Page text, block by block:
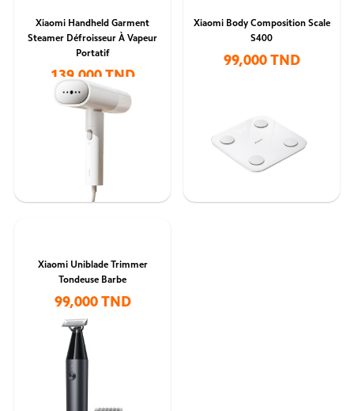
Xiaomi Handheld Garment
Steamer Défroisseur À Vapeur
Portatif
139,000 TND
Xiaomi Body Composition Scale
S400
99,000 TND
Xiaomi Uniblade Trimmer
Tondeuse Barbe
99,000 TND